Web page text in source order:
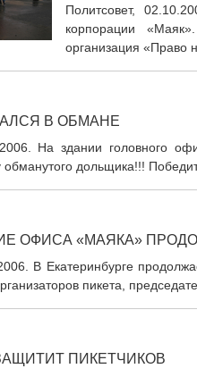
Политсовет,
корпорации
организация «Право
В ОБМАНЕ
На здании головного
обманутого дольщика!!!
ОФИСА «МАЯКА»
В Екатеринбурге
пикета,
ПИКЕТЧИКОВ